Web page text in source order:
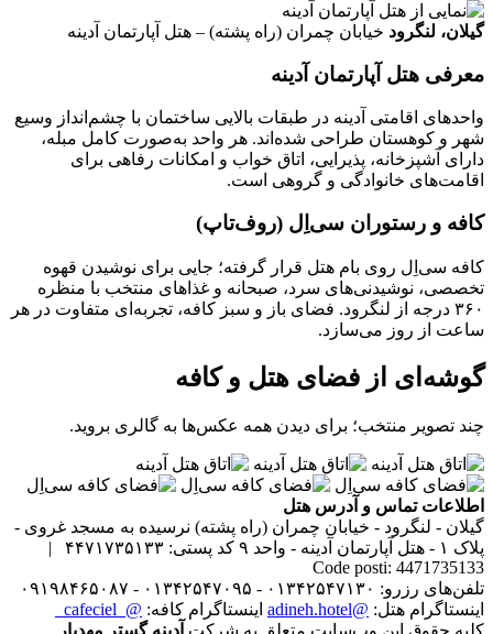
گیلان، لنگرود خیابان چمران (راه پشته) – هتل آپارتمان آدینه
معرفی هتل آپارتمان آدینه
واحدهای اقامتی آدینه در طبقات بالایی ساختمان با چشم‌انداز وسیع
شهر و کوهستان طراحی شده‌اند. هر واحد به‌صورت کامل مبله،
دارای آشپزخانه، پذیرایی، اتاق خواب و امکانات رفاهی برای
اقامت‌های خانوادگی و گروهی است.
کافه و رستوران سی‌اِل (روف‌تاپ)
کافه سی‌اِل روی بام هتل قرار گرفته؛ جایی برای نوشیدن قهوه
تخصصی، نوشیدنی‌های سرد، صبحانه و غذاهای منتخب با منظره
۳۶۰ درجه از لنگرود. فضای باز و سبز کافه، تجربه‌ای متفاوت در هر
ساعت از روز می‌سازد.
گوشه‌ای از فضای هتل و کافه
چند تصویر منتخب؛ برای دیدن همه عکس‌ها به گالری بروید.
اطلاعات تماس و آدرس هتل
گیلان - لنگرود - خیابان چمران (راه پشته) نرسیده به مسجد غروی -
پلاک ۱ - هتل آپارتمان آدینه - واحد ۹
کد پستی: ۴۴۷۱۷۳۵۱۳۳ |
Code posti: 4471735133
تلفن‌های رزرو: ۰۱۳۴۲۵۴۷۱۳۰ - ۰۱۳۴۲۵۴۷۰۹۵ - ۰۹۱۹۸۴۶۵۰۸۷
اینستاگرام هتل: @adineh.hotel اینستاگرام کافه: @_cafeciel_
کلیه حقوق این وب‌سایت متعلق به شرکت آدینه گستر مهدیار